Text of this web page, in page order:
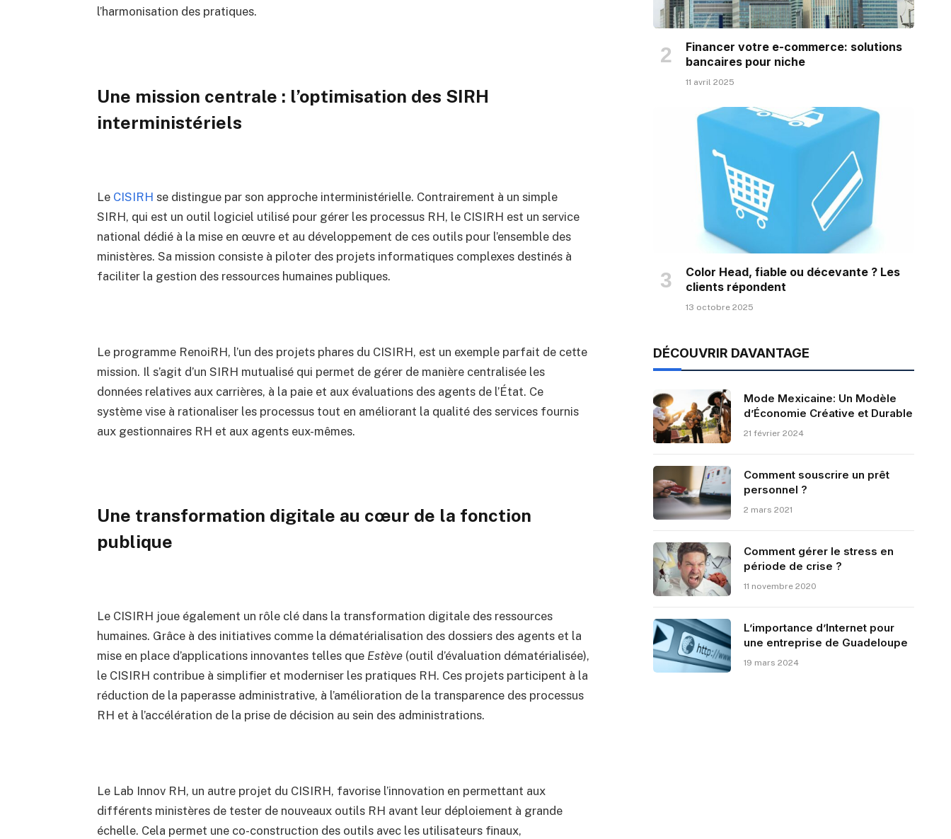
l’harmonisation des pratiques.
Une mission centrale : l’optimisation des SIRH
interministériels
Le CISIRH se distingue par son approche interministérielle. Contrairement à un simple
SIRH, qui est un outil logiciel utilisé pour gérer les processus RH, le CISIRH est un service
national dédié à la mise en œuvre et au développement de ces outils pour l’ensemble des
ministères. Sa mission consiste à piloter des projets informatiques complexes destinés à
faciliter la gestion des ressources humaines publiques.
Le programme RenoiRH, l’un des projets phares du CISIRH, est un exemple parfait de cette
mission. Il s’agit d’un SIRH mutualisé qui permet de gérer de manière centralisée les
données relatives aux carrières, à la paie et aux évaluations des agents de l’État. Ce
système vise à rationaliser les processus tout en améliorant la qualité des services fournis
aux gestionnaires RH et aux agents eux-mêmes.
Une transformation digitale au cœur de la fonction
publique
Le CISIRH joue également un rôle clé dans la transformation digitale des ressources
humaines. Grâce à des initiatives comme la dématérialisation des dossiers des agents et la
mise en place d’applications innovantes telles que Estève(outil d’évaluation dématérialisée),
le CISIRH contribue à simplifier et moderniser les pratiques RH. Ces projets participent à la
réduction de la paperasse administrative, à l’amélioration de la transparence des processus
RH et à l’accélération de la prise de décision au sein des administrations.
Le Lab Innov RH, un autre projet du CISIRH, favorise l’innovation en permettant aux
différents ministères de tester de nouveaux outils RH avant leur déploiement à grande
échelle. Cela permet une co-construction des outils avec les utilisateurs finaux,
Financer votre e-commerce: solutions
bancaires pour niche
11 avril 2025
Color Head, fiable ou décevante ? Les
clients répondent
13 octobre 2025
DÉCOUVRIR DAVANTAGE
Mode Mexicaine: Un Modèle
d’Économie Créative et Durable
21 février 2024
Comment souscrire un prêt
personnel ?
2 mars 2021
Comment gérer le stress en
période de crise ?
11 novembre 2020
L’importance d’Internet pour
une entreprise de Guadeloupe
19 mars 2024